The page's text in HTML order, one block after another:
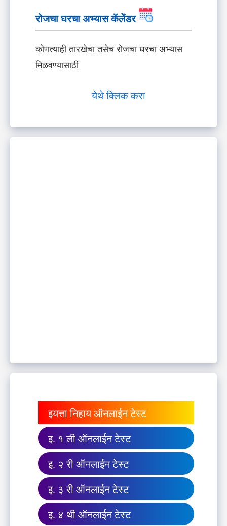
रोजचा घरचा अभ्यास कॅलेंडर
कोणत्याही तारखेचा तसेच रोजचा घरचा अभ्यास
मिळवण्यासाठी
येथे क्लिक करा
इयत्ता निहाय ऑनलाईन टेस्ट
इ. १ ली ऑनलाईन टेस्ट
इ. २ री ऑनलाईन टेस्ट
इ. ३ री ऑनलाईन टेस्ट
इ. ४ थी ऑनलाईन टेस्ट